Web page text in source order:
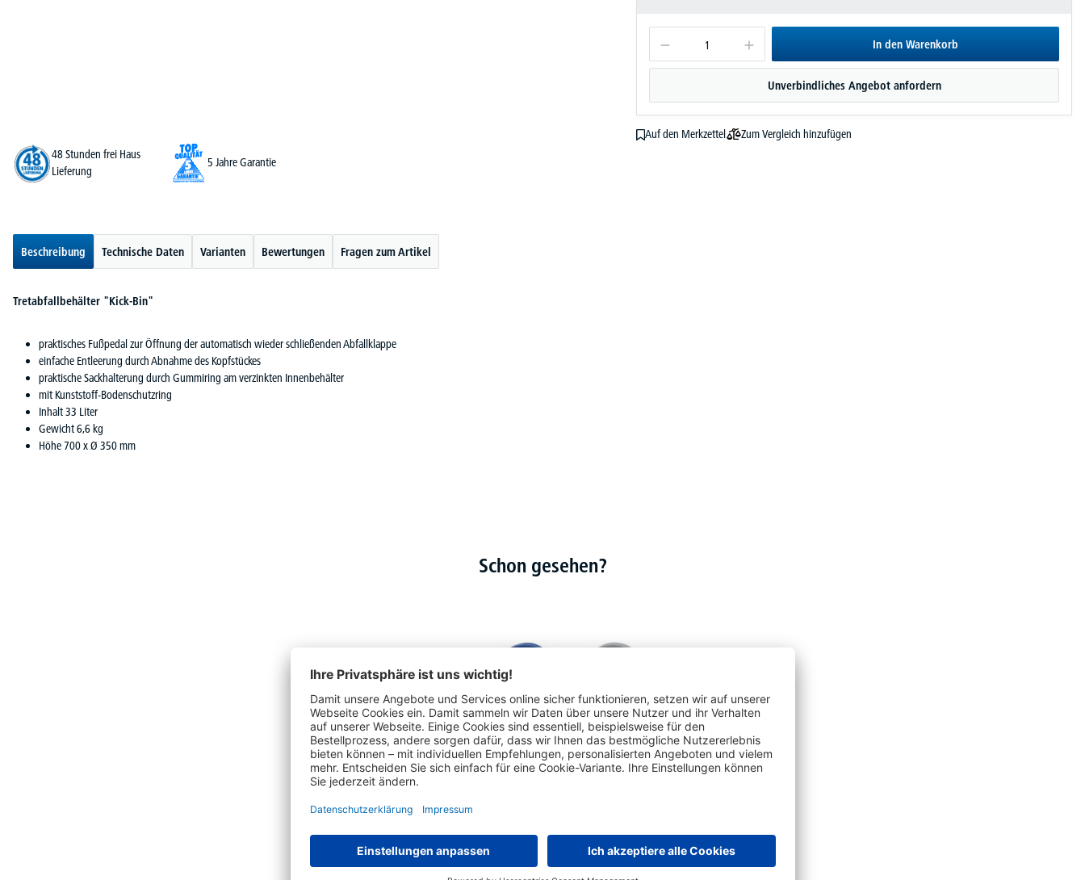
In den Warenkorb
Unverbindliches Angebot anfordern
Auf den Merkzettel
Zum Vergleich hinzufügen
48 Stunden frei Haus
Lieferung
5 Jahre Garantie
Beschreibung Technische Daten Varianten Bewertungen Fragen zum Artikel
Tretabfallbehälter "Kick-Bin"
praktisches Fußpedal zur Öffnung der automatisch wieder schließenden Abfallklappe
einfache Entleerung durch Abnahme des Kopfstückes
praktische Sackhalterung durch Gummiring am verzinkten Innenbehälter
mit Kunststoff-Bodenschutzring
Inhalt 33 Liter
Gewicht 6,6 kg
Höhe 700 x Ø 350 mm
Schon gesehen?
Abfallbehälter Push-Bin